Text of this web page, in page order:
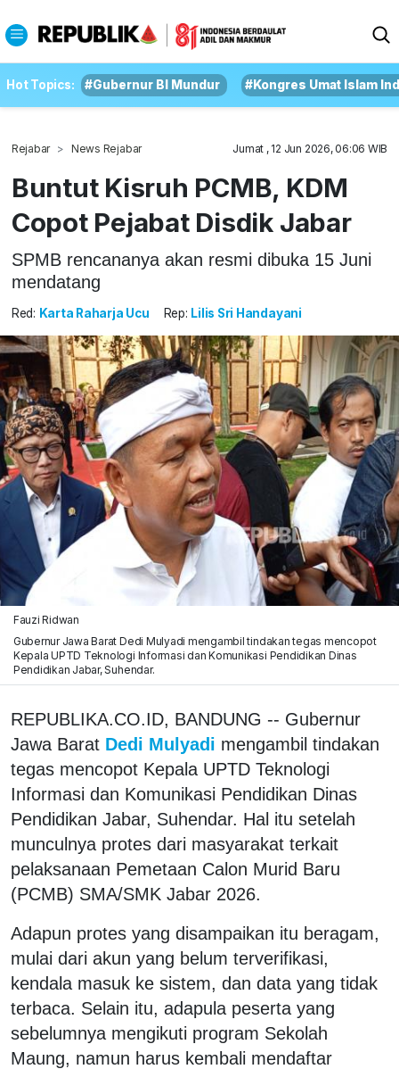
Hot Topics: #Gubernur BI Mundur #Kongres Umat Islam
Rejabar News Rejabar Jumat , 12 Jun 2026, 06:06 WIB
Buntut Kisruh PCMB, KDM
Copot Pejabat Disdik Jabar
SPMB rencananya akan resmi dibuka 15 Juni
mendatang
Red: Karta Raharja Ucu Rep: Lilis Sri Handayani
Fauzi Ridwan
Gubernur Jawa Barat Dedi Mulyadi mengambil tindakan tegas mencopot
Kepala UPTD Teknologi Informasi dan Komunikasi Pendidikan Dinas
Pendidikan Jabar, Suhendar.
REPUBLIKA.CO.ID, BANDUNG -- Gubernur
Jawa Barat Dedi Mulyadi mengambil tindakan
tegas mencopot Kepala UPTD Teknologi
Informasi dan Komunikasi Pendidikan Dinas
Pendidikan Jabar, Suhendar. Hal itu setelah
munculnya protes dari masyarakat terkait
pelaksanaan Pemetaan Calon Murid Baru
(PCMB) SMA/SMK Jabar 2026.
Adapun protes yang disampaikan itu beragam,
mulai dari akun yang belum terverifikasi,
kendala masuk ke sistem, dan data yang tidak
terbaca. Selain itu, adapula peserta yang
sebelumnya mengikuti program Sekolah
Maung, namun harus kembali mendaftar